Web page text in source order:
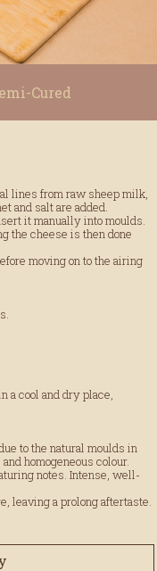
Cured
lines from raw sheep milk,
and salt are added.
it manually into moulds.
the cheese is then done
moving on to the airing
a cool and dry place,
to the natural moulds in
homogeneous colour.
notes. Intense, well-
leaving a prolong aftertaste.